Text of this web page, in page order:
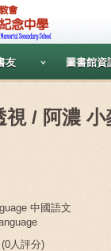
友 圖書館資
視 / 阿濃 小
中國語文
(0人評分)